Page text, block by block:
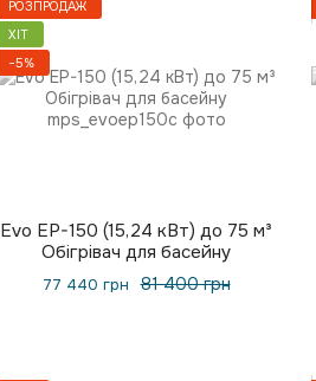
РОЗПРОДАЖ
ХІТ
−5%
Evo EP-150 (15,24 кВт) до 75 м³
Обігрівач для басейну
81 400 грн
77 440 грн